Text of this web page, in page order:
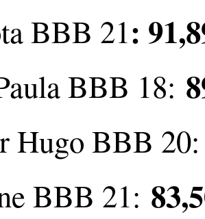
BBB 21:
BBB 18:
Hugo BBB
BBB 21: